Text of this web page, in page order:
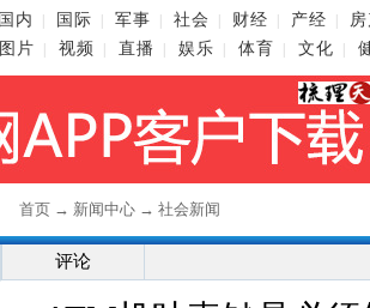
国内 国际 军事 社会 财经 产经
图片 视频 直播 娱乐 体育 文化
首页 → 新闻中心 → 社会新闻
评论